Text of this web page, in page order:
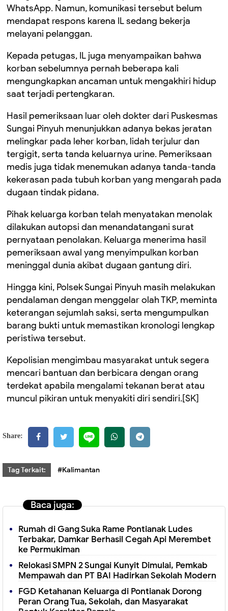
WhatsApp. Namun, komunikasi tersebut belum
mendapat respons karena IL sedang bekerja
melayani pelanggan.
Kepada petugas, IL juga menyampaikan bahwa
korban sebelumnya pernah beberapa kali
mengungkapkan ancaman untuk mengakhiri hidup
saat terjadi pertengkaran.
Hasil pemeriksaan luar oleh dokter dari Puskesmas
Sungai Pinyuh menunjukkan adanya bekas jeratan
melingkar pada leher korban, lidah terjulur dan
tergigit, serta tanda keluarnya urine. Pemeriksaan
medis juga tidak menemukan adanya tanda-tanda
kekerasan pada tubuh korban yang mengarah pada
dugaan tindak pidana.
Pihak keluarga korban telah menyatakan menolak
dilakukan autopsi dan menandatangani surat
pernyataan penolakan. Keluarga menerima hasil
pemeriksaan awal yang menyimpulkan korban
meninggal dunia akibat dugaan gantung diri.
Hingga kini, Polsek Sungai Pinyuh masih melakukan
pendalaman dengan menggelar olah TKP, meminta
keterangan sejumlah saksi, serta mengumpulkan
barang bukti untuk memastikan kronologi lengkap
peristiwa tersebut.
Kepolisian mengimbau masyarakat untuk segera
mencari bantuan dan berbicara dengan orang
terdekat apabila mengalami tekanan berat atau
muncul pikiran untuk menyakiti diri sendiri.[SK]
Share:
Tag Terkait: #Kalimantan
Baca juga:
Rumah di Gang Suka Rame Pontianak Ludes
Terbakar, Damkar Berhasil Cegah Api Merembet
ke Permukiman
Relokasi SMPN 2 Sungai Kunyit Dimulai, Pemkab
Mempawah dan PT BAI Hadirkan Sekolah Modern
FGD Ketahanan Keluarga di Pontianak Dorong
Peran Orang Tua, Sekolah, dan Masyarakat